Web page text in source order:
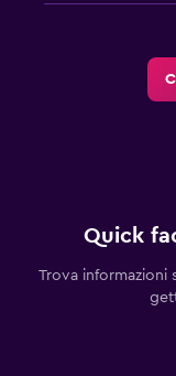
Quick
Trova informazioni